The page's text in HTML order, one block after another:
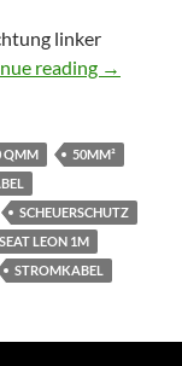
linker
reading 50qmm
→
QMM
50MM²
SCHEUERSCHUTZ
SEAT LEON 1M
STROMKABEL